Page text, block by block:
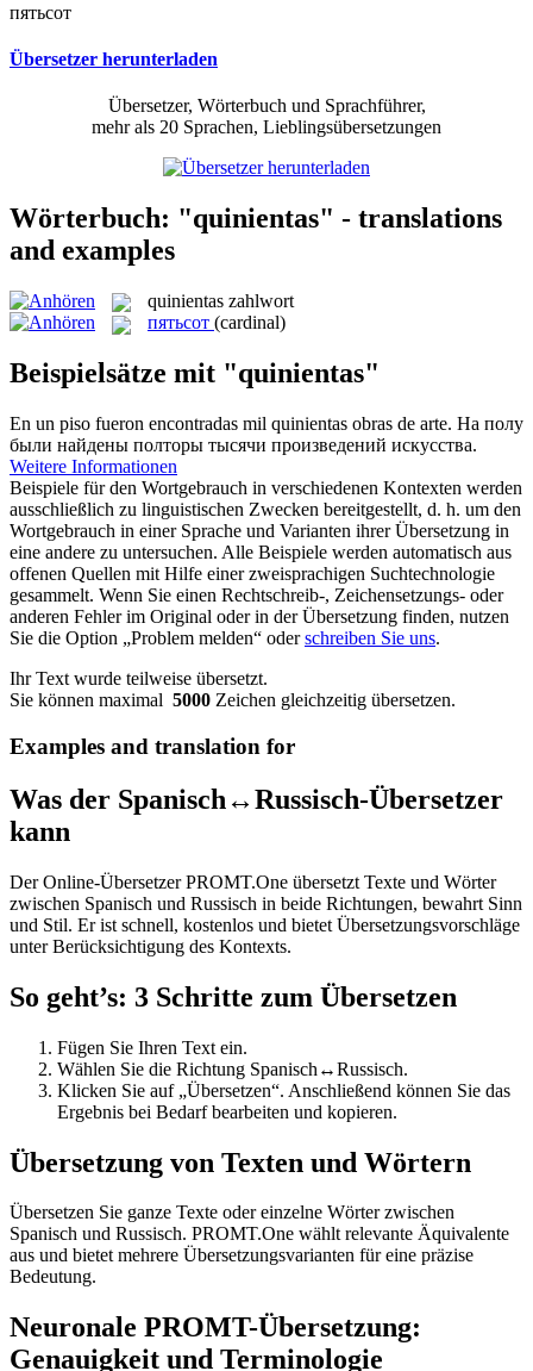
пятьсот
Übersetzer herunterladen
Übersetzer, Wörterbuch und Sprachführer,
mehr als 20 Sprachen, Lieblingsübersetzungen
Wörterbuch: "quinientas" - translations
and examples
quinientas zahlwort
пятьсот (cardinal)
Beispielsätze mit "quinientas"
En un piso fueron encontradas mil quinientas obras de arte. На полу
были найдены полторы тысячи произведений искусства.
Weitere Informationen
Beispiele für den Wortgebrauch in verschiedenen Kontexten werden
ausschließlich zu linguistischen Zwecken bereitgestellt, d. h. um den
Wortgebrauch in einer Sprache und Varianten ihrer Übersetzung in
eine andere zu untersuchen. Alle Beispiele werden automatisch aus
offenen Quellen mit Hilfe einer zweisprachigen Suchtechnologie
gesammelt. Wenn Sie einen Rechtschreib-, Zeichensetzungs- oder
anderen Fehler im Original oder in der Übersetzung finden, nutzen
Sie die Option „Problem melden“ oderschreiben Sie uns.
Ihr Text wurde teilweise übersetzt.
Sie können maximal 5000 Zeichen gleichzeitig übersetzen.
Examples and translation for
Was der Spanisch↔Russisch-Übersetzer
kann
Der Online-Übersetzer PROMT.One übersetzt Texte und Wörter
zwischen Spanisch und Russisch in beide Richtungen, bewahrt Sinn
und Stil. Er ist schnell, kostenlos und bietet Übersetzungsvorschläge
unter Berücksichtigung des Kontexts.
So geht’s: 3 Schritte zum Übersetzen
Fügen Sie Ihren Text ein.
Wählen Sie die Richtung Spanisch↔Russisch.
Klicken Sie auf „Übersetzen“. Anschließend können Sie das
Ergebnis bei Bedarf bearbeiten und kopieren.
Übersetzung von Texten und Wörtern
Übersetzen Sie ganze Texte oder einzelne Wörter zwischen
Spanisch und Russisch. PROMT.One wählt relevante Äquivalente
aus und bietet mehrere Übersetzungsvarianten für eine präzise
Bedeutung.
Neuronale PROMT-Übersetzung:
Genauigkeit und Terminologie